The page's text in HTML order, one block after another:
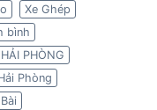
Xe Ghép
bình
PHÒNG
Phòng